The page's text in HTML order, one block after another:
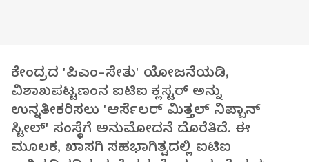
ಕೇಂದ್ರದ 'ಪಿಎಂ-ಸೇತು' ಯೋಜನೆಯಡಿ,
ವಿಶಾಖಪಟ್ಟಣಂನ ಐಟಿಐ ಕ್ಲಸ್ಟರ್ ಅನ್ನು
ಉನ್ನತೀಕರಿಸಲು 'ಆರ್ಸೆಲರ್ ಮಿತ್ತಲ್ ನಿಪ್ಪಾನ್
ಸ್ಟೀಲ್' ಸಂಸ್ಥೆಗೆ ಅನುಮೋದನೆ ದೊರೆತಿದೆ. ಈ
ಮೂಲಕ, ಖಾಸಗಿ ಸಹಭಾಗಿತ್ವದಲ್ಲಿ ಐಟಿಐ